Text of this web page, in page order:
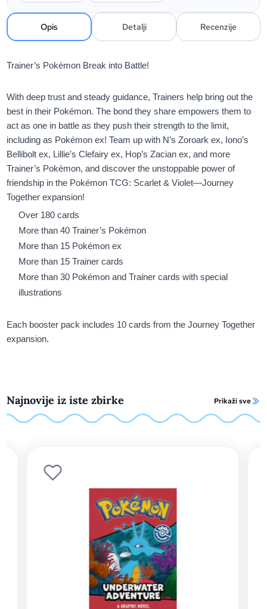
Opis Detalji Recenzije
Trainer’s Pokémon Break into Battle!
With deep trust and steady guidance, Trainers help bring out the
best in their Pokémon. The bond they share empowers them to
act as one in battle as they push their strength to the limit,
including as Pokémon ex! Team up with N’s Zoroark ex, Iono’s
Bellibolt ex, Lillie’s Clefairy ex, Hop’s Zacian ex, and more
Trainer’s Pokémon, and discover the unstoppable power of
friendship in the Pokémon TCG: Scarlet & Violet—Journey
Together expansion!
Over 180 cards
More than 40 Trainer’s Pokémon
More than 15 Pokémon ex
More than 15 Trainer cards
More than 30 Pokémon and Trainer cards with special
illustrations
Each booster pack includes 10 cards from the Journey Together
expansion.
Najnovije iz iste zbirke Prikaži sve